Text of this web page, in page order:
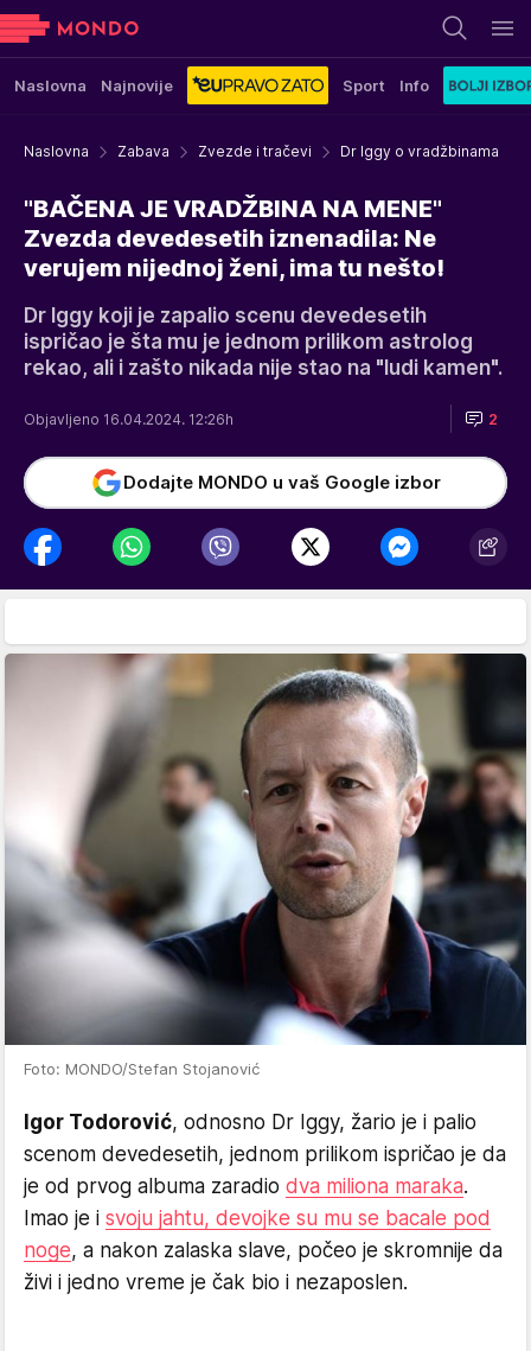
Naslovna Najnovije Sport Info
Naslovna Zabava Zvezde i tračevi Dr Iggy o vradžbinama
"BAČENA JE VRADŽBINA NA MENE"
Zvezda devedesetih iznenadila: Ne
verujem nijednoj ženi, ima tu nešto!
Dr Iggy koji je zapalio scenu devedesetih
ispričao je šta mu je jednom prilikom astrolog
rekao, ali i zašto nikada nije stao na "ludi kamen".
Objavljeno 16.04.2024. 12:26h 2
Dodajte MONDO u vaš Google izbor
Foto: MONDO/Stefan Stojanović
Igor Todorović, odnosno Dr Iggy, žario je i palio
scenom devedesetih, jednom prilikom ispričao je da
je od prvog albuma zaradio dva miliona maraka.
Imao je i svoju jahtu, devojke su mu se bacale pod
noge, a nakon zalaska slave, počeo je skromnije da
živi i jedno vreme je čak bio i nezaposlen.